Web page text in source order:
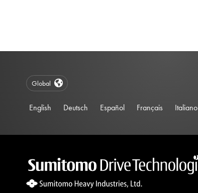
Global
English Deutsch Español Français Italiano